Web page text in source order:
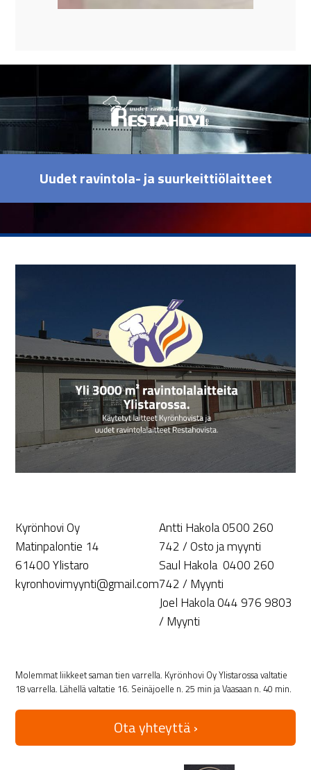
Uudet ravintola- ja suurkeittiölaitteet
Kyrönhovi Oy
Matinpalontie 14
61400 Ylistaro
kyronhovimyynti@gmail.com
Antti Hakola 0500 260
742 / Osto ja myynti
Saul Hakola 0400 260
742 / Myynti
Joel Hakola 044 976 9803
/ Myynti
Molemmat liikkeet saman tien varrella. Kyrönhovi Oy Ylistarossa valtatie
18 varrella. Lähellä valtatie 16. Seinäjoelle n. 25 min ja Vaasaan n. 40 min.
Ota yhteyttä ›